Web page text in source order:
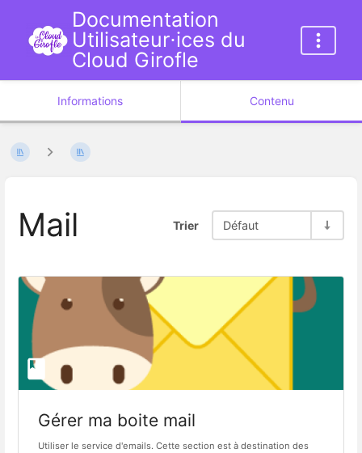
Documentation
Utilisateur⋅ices du
Cloud Girofle
Informations Contenu
Mail Trier Défaut
Gérer ma boite mail
Utiliser le service d'emails. Cette section est à destination des